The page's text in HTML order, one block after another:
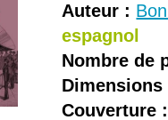
Auteur :
espagnol
Nombre de
Dimensions
Couverture :